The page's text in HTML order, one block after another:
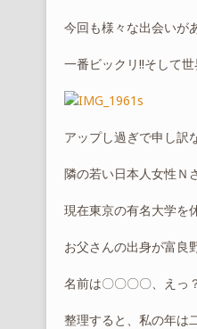
今回も様々な出会いが
一番ビックリ!!そして
アップし過ぎで申し訳
隣の若い日本人女性Ｎ
現在東京の有名大学を
お父さんの出身が富良
名前は〇〇〇〇、えっ
整理すると、私の年は